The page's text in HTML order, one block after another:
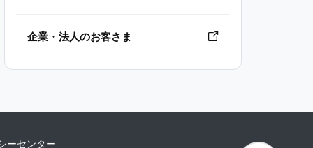
企業・法人のお客さま
ーセンター